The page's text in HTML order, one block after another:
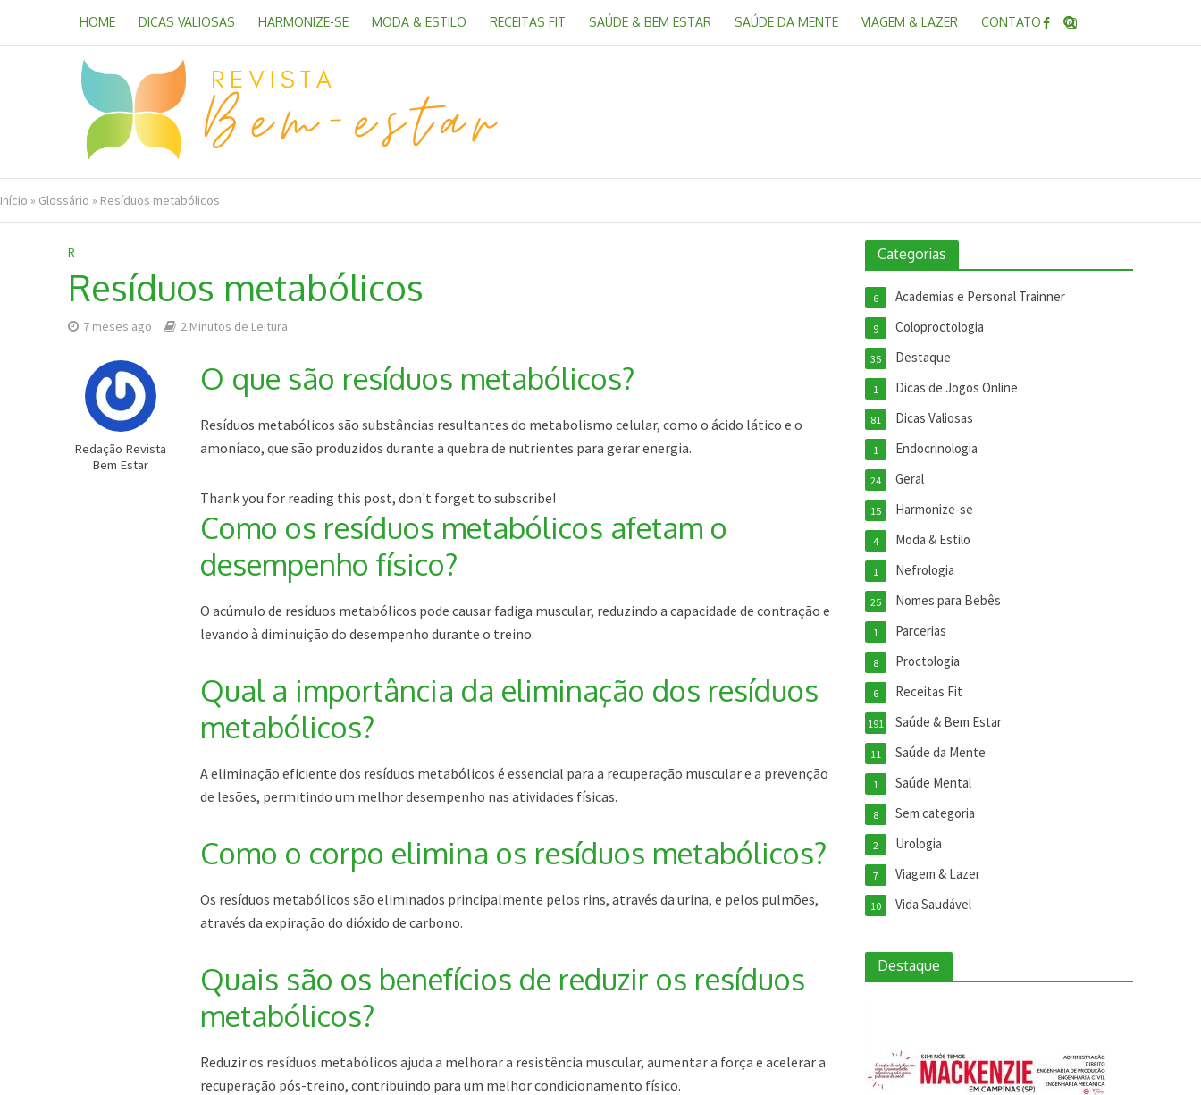
HOME DICAS VALIOSAS HARMONIZE-SE MODA & ESTILO RECEITAS FIT SAÚDE & BEM ESTAR SAÚDE DA MENTE VIAGEM & LAZER CONTATO
Início » Glossário » Resíduos metabólicos
R
Resíduos metabólicos
7 meses ago 2 Minutos de Leitura
Redação Revista
Bem Estar
O que são resíduos metabólicos?
Resíduos metabólicos são substâncias resultantes do metabolismo celular, como o ácido lático e o
amoníaco, que são produzidos durante a quebra de nutrientes para gerar energia.
Thank you for reading this post, don't forget to subscribe!
Como os resíduos metabólicos afetam o
desempenho físico?
O acúmulo de resíduos metabólicos pode causar fadiga muscular, reduzindo a capacidade de contração e
levando à diminuição do desempenho durante o treino.
Qual a importância da eliminação dos resíduos
metabólicos?
A eliminação eficiente dos resíduos metabólicos é essencial para a recuperação muscular e a prevenção
de lesões, permitindo um melhor desempenho nas atividades físicas.
Como o corpo elimina os resíduos metabólicos?
Os resíduos metabólicos são eliminados principalmente pelos rins, através da urina, e pelos pulmões,
através da expiração do dióxido de carbono.
Quais são os benefícios de reduzir os resíduos
metabólicos?
Reduzir os resíduos metabólicos ajuda a melhorar a resistência muscular, aumentar a força e acelerar a
recuperação pós-treino, contribuindo para um melhor condicionamento físico.
Categorias
Academias e Personal Trainner
6
Coloproctologia
9
Destaque
35
Dicas de Jogos Online
1
Dicas Valiosas
81
Endocrinologia
1
Geral
24
Harmonize-se
15
Moda & Estilo
4
Nefrologia
1
Nomes para Bebês
25
Parcerias
1
Proctologia
8
Receitas Fit
6
Saúde & Bem Estar
191
Saúde da Mente
11
Saúde Mental
1
Sem categoria
8
Urologia
2
Viagem & Lazer
7
Vida Saudável
10
Destaque